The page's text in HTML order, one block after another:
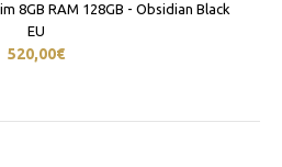
8GB RAM 128GB - Obsidian Black
EU
520,00€